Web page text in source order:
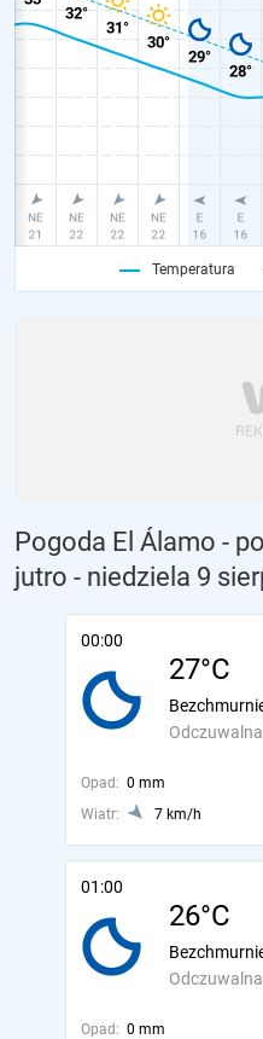
Temperatura
Pogoda El Álamo -
jutro - niedziela 9
00:00
27°C
Odczuwalna
Opad: 0 mm
Wiatr:
7 km/h
01:00
26°C
Odczuwalna
Opad: 0 mm